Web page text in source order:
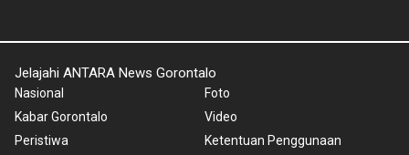
Jelajahi ANTARA News Gorontalo
Nasional
Kabar Gorontalo
Peristiwa
Foto
Video
Ketentuan Penggunaan